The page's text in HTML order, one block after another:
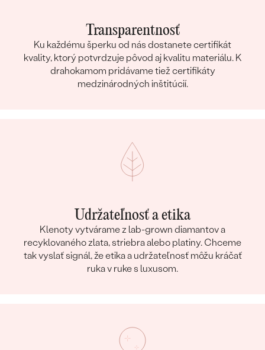
Transparentnosť
Ku každému šperku od nás dostanete certifikát
kvality, ktorý potvrdzuje pôvod aj kvalitu materiálu. K
drahokamom pridávame tiež certifikáty
medzinárodných inštitúcií.
Udržateľnosť a etika
Klenoty vytvárame z lab-grown diamantov a
recyklovaného zlata, striebra alebo platiny. Chceme
tak vyslať signál, že etika a udržateľnosť môžu kráčať
ruka v ruke s luxusom.